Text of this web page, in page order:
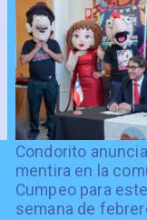
Condorito
mentira en la
Cumpeo para
semana de